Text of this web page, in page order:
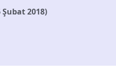
2018)